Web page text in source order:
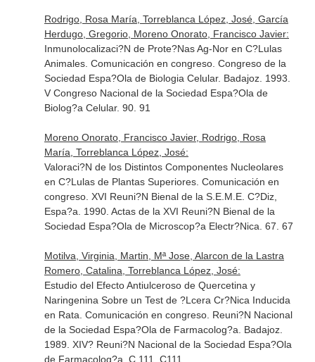
Rodrigo, Rosa María, Torreblanca López, José, García
Herdugo, Gregorio, Moreno Onorato, Francisco Javier:
Inmunolocalizaci?N de Prote?Nas Ag-Nor en C?Lulas
Animales. Comunicación en congreso. Congreso de la
Sociedad Espa?Ola de Biologia Celular. Badajoz. 1993.
V Congreso Nacional de la Sociedad Espa?Ola de
Biolog?a Celular. 90. 91
Moreno Onorato, Francisco Javier, Rodrigo, Rosa
María, Torreblanca López, José:
Valoraci?N de los Distintos Componentes Nucleolares
en C?Lulas de Plantas Superiores. Comunicación en
congreso. XVI Reuni?N Bienal de la S.E.M.E. C?Diz,
Espa?a. 1990. Actas de la XVI Reuni?N Bienal de la
Sociedad Espa?Ola de Microscop?a Electr?Nica. 67. 67
Motilva, Virginia, Martin, Mª Jose, Alarcon de la Lastra
Romero, Catalina, Torreblanca López, José:
Estudio del Efecto Antiulceroso de Quercetina y
Naringenina Sobre un Test de ?Lcera Cr?Nica Inducida
en Rata. Comunicación en congreso. Reuni?N Nacional
de la Sociedad Espa?Ola de Farmacolog?a. Badajoz.
1989. XIV? Reuni?N Nacional de la Sociedad Espa?Ola
de Farmacolog?a. C 111. C111